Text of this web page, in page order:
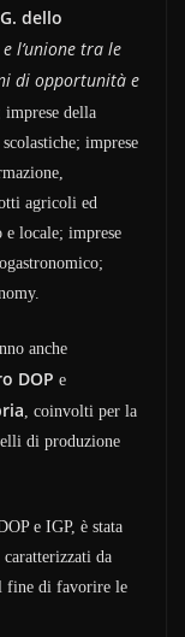
dello
l’unione tra le
di opportunità e
imprese della
imprese
agricoli ed
locale; imprese
anche
DOP e
, coinvolti per la
di produzione
e IGP, è stata
da
fine di favorire le